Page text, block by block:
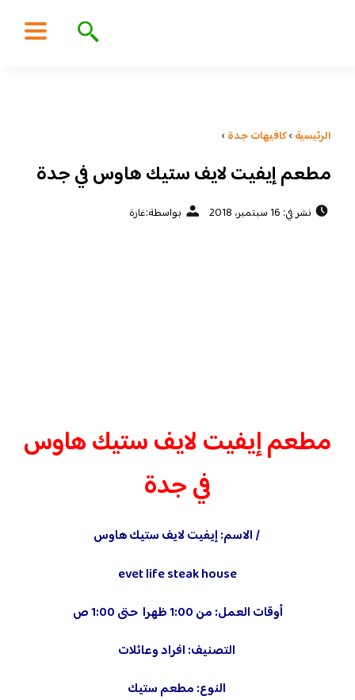
الرئيسية ›كافيهات جدة ›
مطعم إيفيت لايف ستيك هاوس في جدة
نشر في: 16 سبتمبر، 2018 بواسطة:غارة
مطعم إيفيت لايف ستيك هاوس
في جدة
/ الاسم: إيفيت لايف ستيك هاوس
evet life steak house
أوقات العمل: من 1:00 ظهرا حتى 1:00 ص
التصنيف: افراد وعائلات
النوع: مطعم ستيك